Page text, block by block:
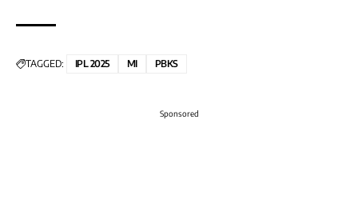
TAGGED: IPL 2025 MI PBKS
Sponsored